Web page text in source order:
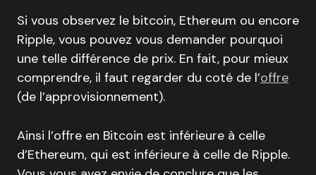
Si vous observez le bitcoin, Ethereum ou encore
Ripple, vous pouvez vous demander pourquoi
une telle différence de prix. En fait, pour mieux
comprendre, il faut regarder du coté de l’offre
(de l’approvisionnement).
Ainsi l’offre en Bitcoin est inférieure à celle
d’Ethereum, qui est inférieure à celle de Ripple.